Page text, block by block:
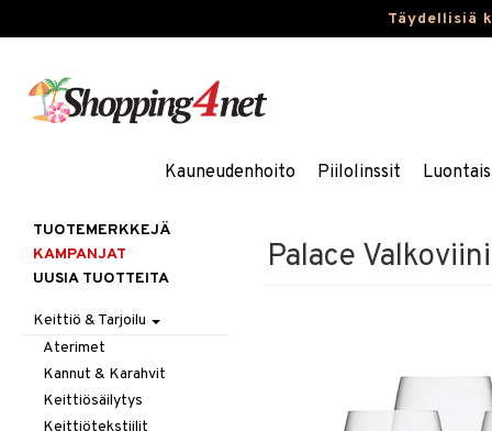
Täydellisiä
Kauneudenhoito Piilolinssit
Palace
TUOTEMERKKEJÄ
KAMPANJAT
UUSIA TUOTTEITA
Keittiö & Tarjoilu
Aterimet
Kannut & Karahvit
Keittiösäilytys
Keittiötekstiilit